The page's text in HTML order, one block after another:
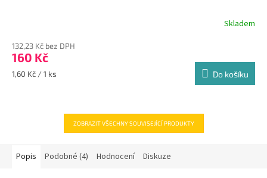
produktu
je
4,4
Skladem
132,23 Kč bez DPH
160 Kč
Měrná
1,60 Kč / 1 ks Do košíku
ZOBRAZIT VŠECHNY SOUVISEJÍCÍ PRODUKTY
Popis Podobné (4) Hodnocení Diskuze